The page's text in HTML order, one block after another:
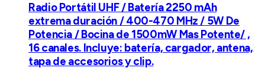
Radio Portátil UHF / Batería 2250 mAh
extrema duración / 400-470 MHz / 5W De
Potencia / Bocina de 1500mW Mas Potente/ ,
16 canales. Incluye: batería, cargador, antena,
tapa de accesorios y clip.